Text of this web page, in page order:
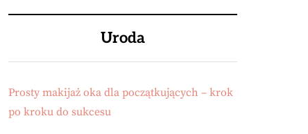
Uroda
Prosty makijaż oka dla początkujących – krok
po kroku do sukcesu